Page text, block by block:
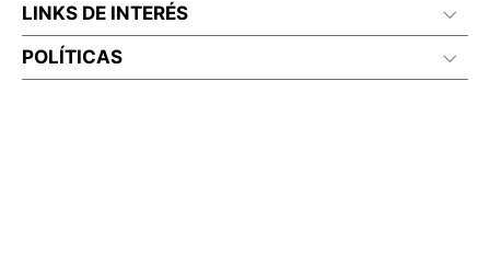
LINKS DE INTERÉS
POLÍTICAS